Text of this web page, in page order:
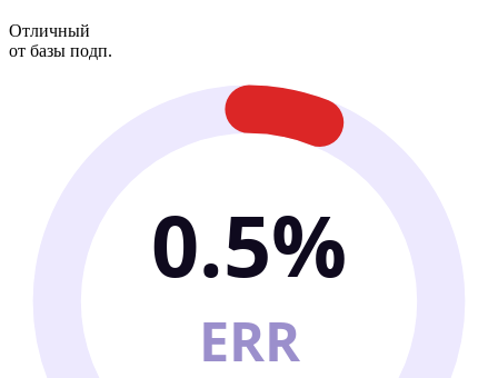
Отличный
от базы подп.
0.5%
ERR